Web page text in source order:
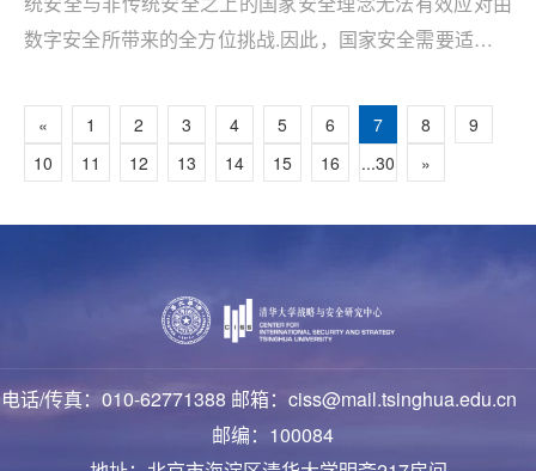
数字安全所带来的全方位挑战.因此，国家安全需要适应数
定义国家安全，更准确地分析国家安全内涵所发生的变
化。
« 1 2 3 4 5 6 7 8
9
10
11 12 13 14 15 16 ...30 »
电话/传真：010-62771388 邮箱：ciss@mail.tsinghua.edu.cn
邮编：100084